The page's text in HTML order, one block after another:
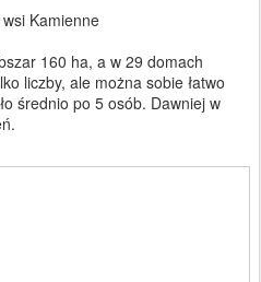
Kamienne
160 ha, a w 29 domach
liczby, ale można sobie łatwo
średnio po 5 osób. Dawniej w